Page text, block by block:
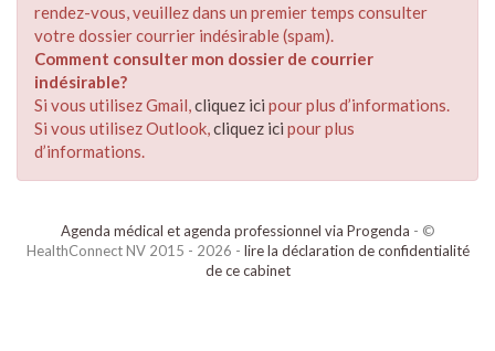
rendez-vous, veuillez dans un premier temps consulter
votre dossier courrier indésirable (spam).
Comment consulter mon dossier de courrier
indésirable?
Si vous utilisez Gmail,cliquez ici pour plus d’informations.
Si vous utilisez Outlook,cliquez ici pour plus
d’informations.
Agenda médical et agenda professionnel via Progenda - ©
HealthConnect NV 2015 - 2026 - lire la déclaration de confidentialité
de ce cabinet